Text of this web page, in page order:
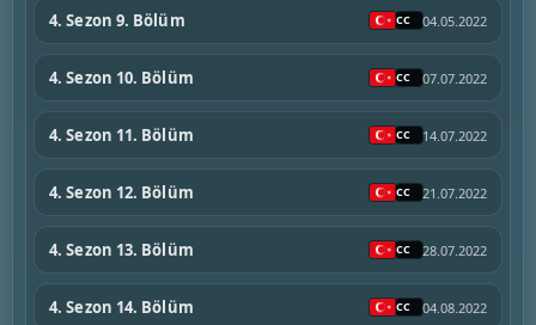
4. Sezon 9. Bölüm 04.05.2022
4. Sezon 10. Bölüm 07.07.2022
4. Sezon 11. Bölüm 14.07.2022
4. Sezon 12. Bölüm 21.07.2022
4. Sezon 13. Bölüm 28.07.2022
4. Sezon 14. Bölüm 04.08.2022